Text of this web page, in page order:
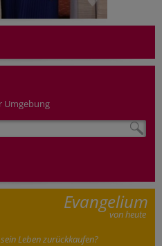
Umgebung
Evangelium
von heute
Leben zurückkaufen?